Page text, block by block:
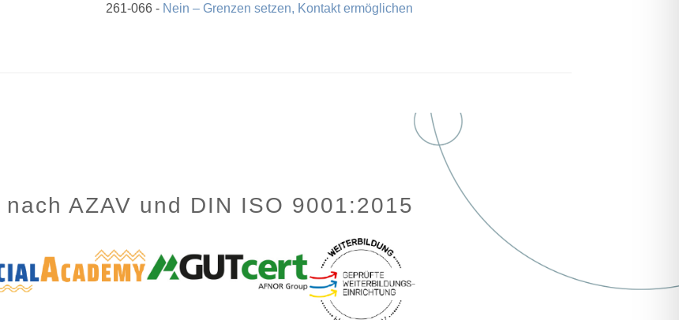
261-066 - Nein – Grenzen setzen, Kontakt ermöglichen
AZAV und DIN ISO 9001:2015